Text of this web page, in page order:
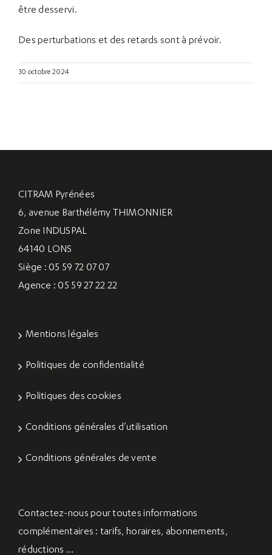
être desservi.
Des perturbations et des retards sont à prévoir.
30 octobre 2024
CITRAM Pyrénées
6, avenue Barthélémy THIMONNIER
Zone INDUSPAL
64140 LONS
Siège : 05 59 72 07 07
Agence : 05 59 27 22 22
Mentions légales
Politiques de confidentialité
Politiques des cookies
Conditions générales d’utilisation
Conditions générales de vente
Contactez-nous pour toutes informations
complémentaires : tarifs, horaires, abonnements,
réductions …